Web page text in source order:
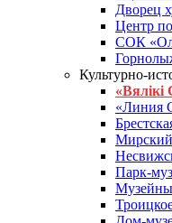
Дворец
Центр
СОК
Культурно-
«Вялікі
«Линия
Парк-